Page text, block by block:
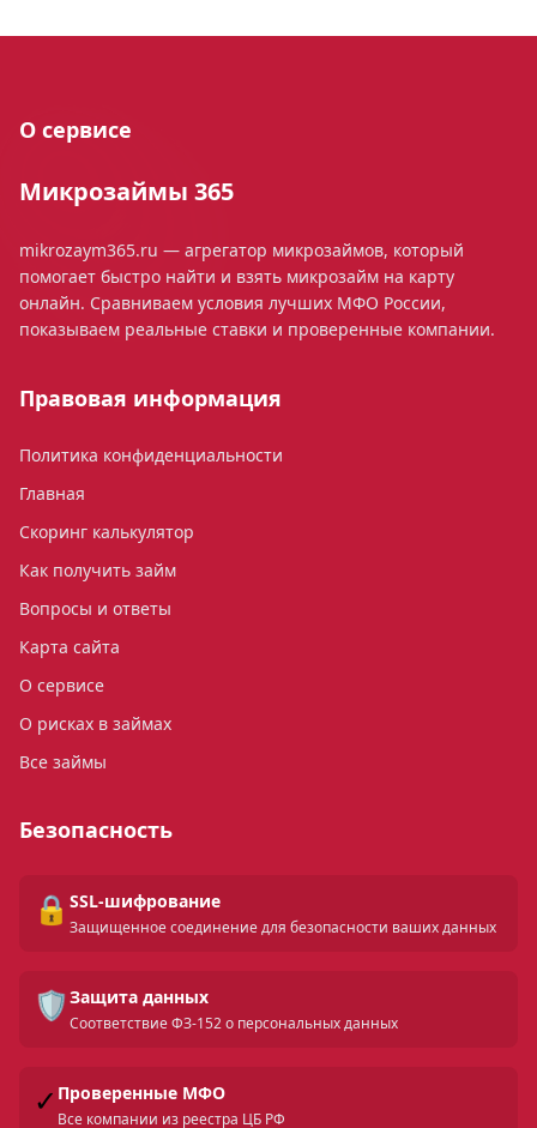
О сервисе
Микрозаймы 365
mikrozaym365.ru — агрегатор микрозаймов, который
помогает быстро найти и взять микрозайм на карту
онлайн. Сравниваем условия лучших МФО России,
показываем реальные ставки и проверенные компании.
Правовая информация
Политика конфиденциальности
Главная
Скоринг калькулятор
Как получить займ
Вопросы и ответы
Карта сайта
О сервисе
О рисках в займах
Все займы
Безопасность
🔒 SSL-шифрование
Защищенное соединение для безопасности ваших данных
🛡️ Защита данных
Соответствие ФЗ-152 о персональных данных
✓ Проверенные МФО
Все компании из реестра ЦБ РФ